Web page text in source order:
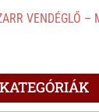
VENDÉGLŐ
KATEGÓRIÁK